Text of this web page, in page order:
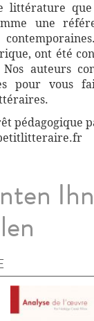
littérature
une
ont été
auteurs
pour vous
pédagogique